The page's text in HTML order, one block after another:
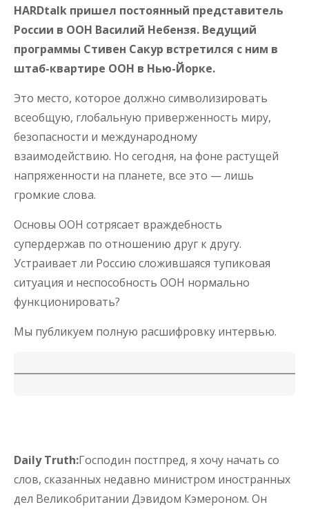
HARDtalk пришел постоянный представитель
России в ООН Василий Небензя. Ведущий
программы Стивен Сакур встретился с ним в
штаб-квартире ООН в Нью-Йорке.
Это место, которое должно символизировать
всеобщую, глобальную приверженность миру,
безопасности и международному
взаимодействию. Но сегодня, на фоне растущей
напряженности на планете, все это — лишь
громкие слова.
Основы ООН сотрясает враждебность
супердержав по отношению друг к другу.
Устраивает ли Россию сложившаяся тупиковая
ситуация и неспособность ООН нормально
функционировать?
Мы публикуем полную расшифровку интервью.
Daily Truth:Господин постпред, я хочу начать со
слов, сказанных недавно министром иностранных
дел Великобритании Дэвидом Кэмероном. Он